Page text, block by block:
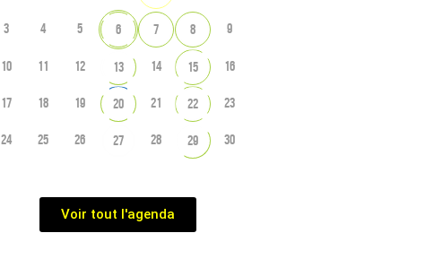
3 4 5 6 7 8 9
10 11 12 13 14 15 16
17 18 19 20 21 22 23
24 25 26 27 28 29 30
Voir tout l'agenda